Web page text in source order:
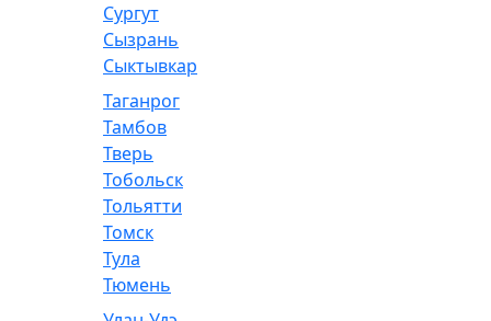
Сургут
Сызрань
Сыктывкар
Таганрог
Тамбов
Тверь
Тобольск
Тольятти
Томск
Тула
Тюмень